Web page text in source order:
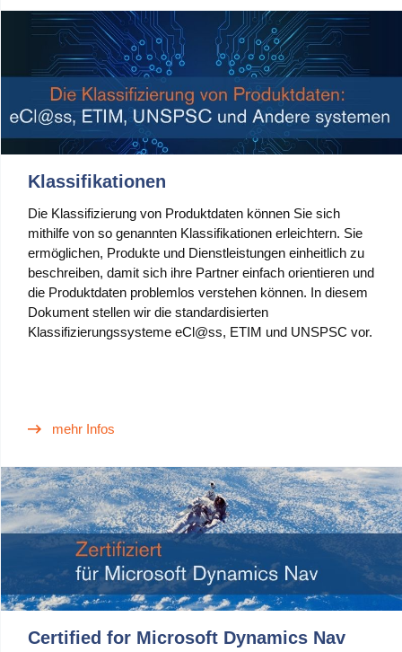
Klassifikationen
Die Klassifizierung von Produktdaten können Sie sich
mithilfe von so genannten Klassifikationen erleichtern. Sie
ermöglichen, Produkte und Dienstleistungen einheitlich zu
beschreiben, damit sich ihre Partner einfach orientieren und
die Produktdaten problemlos verstehen können. In diesem
Dokument stellen wir die standardisierten
Klassifizierungssysteme eCl@ss, ETIM und UNSPSC vor.
mehr Infos
Certified for Microsoft Dynamics Nav